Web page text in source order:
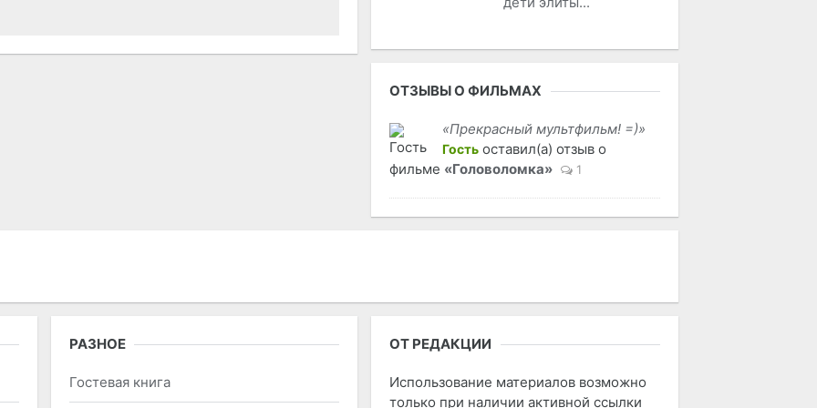
ОТЗЫВЫ О ФИЛЬМАХ
«Прекрасный мультфильм! =)»
Гость оставил(а) отзыв о
фильме «Головоломка» 1
РАЗНОЕ
Гостевая книга
ОТ РЕДАКЦИИ
Использование материалов возможно
только при наличии активной ссылки